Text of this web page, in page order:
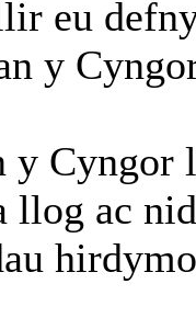
eu
y
y Cyngor
llog ac